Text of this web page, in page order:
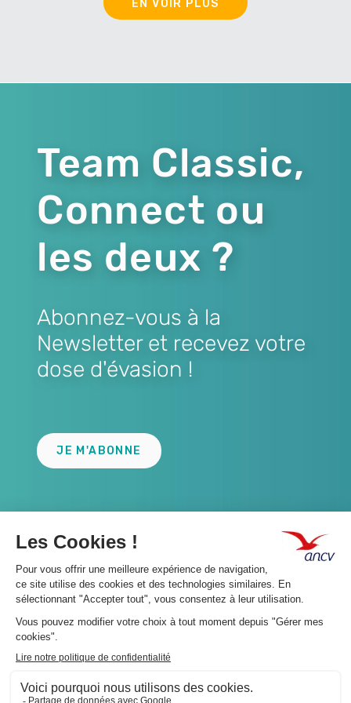
EN VOIR PLUS
Team Classic,
Connect ou
les deux ?
Abonnez-vous à la
Newsletter et recevez votre
dose d'évasion !
JE M'ABONNE
A propos 👇
Suivez-nous 👇